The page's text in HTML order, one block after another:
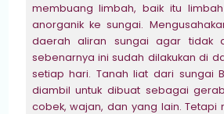
membuang limbah, baik itu
anorganik ke sungai.
daerah aliran sungai agar tidak
sebenarnya ini sudah dilakukan di
setiap hari. Tanah liat dari sungai
diambil untuk dibuat sebagai
cobek, wajan, dan yang lain. Tetapi